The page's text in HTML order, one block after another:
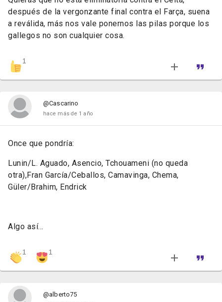
después de la vergonzante final contra el Farça, suena
a reválida, más nos vale ponernos las pilas porque los
gallegos no son cualquier cosa.
1
@Cascarino
hace más de 1 año
Once que pondría:
Lunin/L. Aguado, Asencio, Tchouameni (no queda
otra),Fran García/Ceballos, Camavinga, Chema,
Güler/Brahim, Endrick
Algo así...
1 1
@alberto75